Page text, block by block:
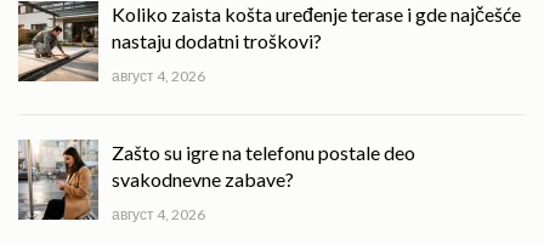
Koliko zaista košta uređenje terase i gde najčešće
nastaju dodatni troškovi?
август 4, 2026
Zašto su igre na telefonu postale deo
svakodnevne zabave?
август 4, 2026